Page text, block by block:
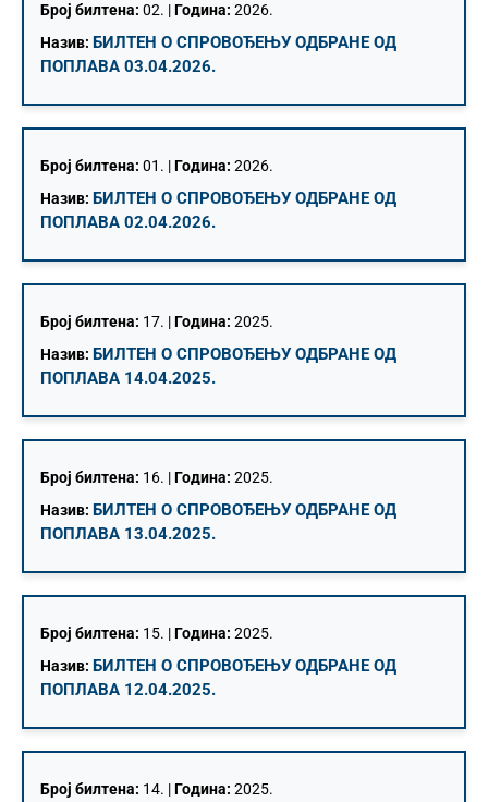
Број билтена: 02. |Година: 2026.
Назив: БИЛТЕН О СПРОВОЂЕЊУ ОДБРАНЕ ОД
ПОПЛАВА 03.04.2026.
Број билтена: 01. |Година: 2026.
Назив: БИЛТЕН О СПРОВОЂЕЊУ ОДБРАНЕ ОД
ПОПЛАВА 02.04.2026.
Број билтена: 17. |Година: 2025.
Назив: БИЛТЕН О СПРОВОЂЕЊУ ОДБРАНЕ ОД
ПОПЛАВА 14.04.2025.
Број билтена: 16. |Година: 2025.
Назив: БИЛТЕН О СПРОВОЂЕЊУ ОДБРАНЕ ОД
ПОПЛАВА 13.04.2025.
Број билтена: 15. |Година: 2025.
Назив: БИЛТЕН О СПРОВОЂЕЊУ ОДБРАНЕ ОД
ПОПЛАВА 12.04.2025.
Број билтена: 14. |Година: 2025.